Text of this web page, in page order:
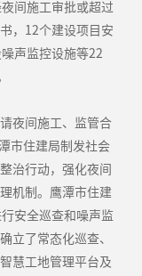
间施工审批或超过
，12个建设项目安
声监控设施等22
夜间施工、监管合
市住建局制发社会
治行动，强化夜间
机制。鹰潭市住建
安全巡查和噪声监
立了常态化巡查、
慧工地管理平台及